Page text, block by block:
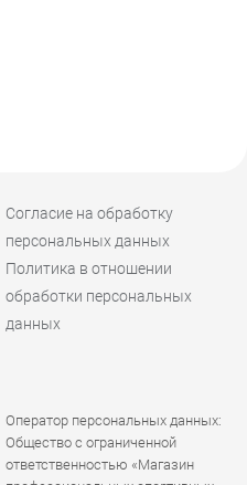
Согласие на обработку
персональных данных
Политика в отношении
обработки персональных
данных
Оператор персональных данных:
Общество с ограниченной
ответственностью «Магазин